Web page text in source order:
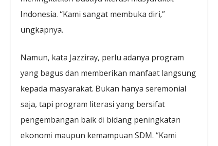
Indonesia. “Kami sangat membuka diri,”
ungkapnya.
Namun, kata Jazziray, perlu adanya program
yang bagus dan memberikan manfaat langsung
kepada masyarakat. Bukan hanya seremonial
saja, tapi program literasi yang bersifat
pengembangan baik di bidang peningkatan
ekonomi maupun kemampuan SDM. “Kami